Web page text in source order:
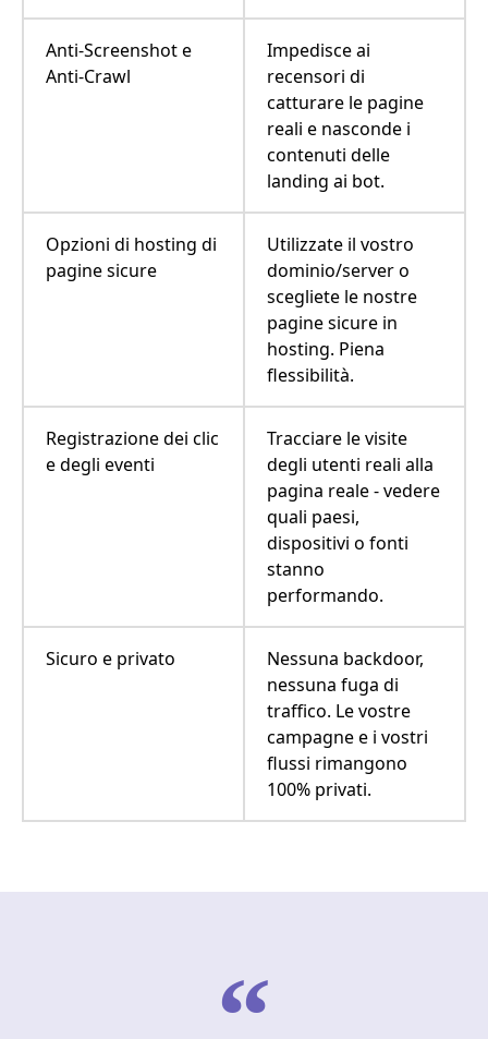
Anti-Screenshot e
Anti-Crawl
Impedisce ai
recensori di
catturare le pagine
reali e nasconde i
contenuti delle
landing ai bot.
Opzioni di hosting di
pagine sicure
Utilizzate il vostro
dominio/server o
scegliete le nostre
pagine sicure in
hosting. Piena
flessibilità.
Registrazione dei clic
e degli eventi
Tracciare le visite
degli utenti reali alla
pagina reale - vedere
quali paesi,
dispositivi o fonti
stanno
performando.
Sicuro e privato
Nessuna backdoor,
nessuna fuga di
traffico. Le vostre
campagne e i vostri
flussi rimangono
100% privati.